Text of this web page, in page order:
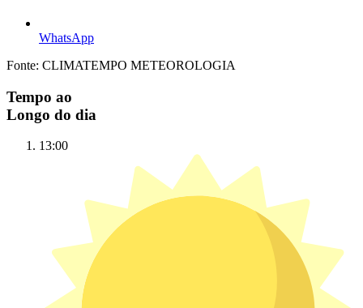
WhatsApp
Fonte: CLIMATEMPO METEOROLOGIA
Tempo ao
Longo do dia
13:00